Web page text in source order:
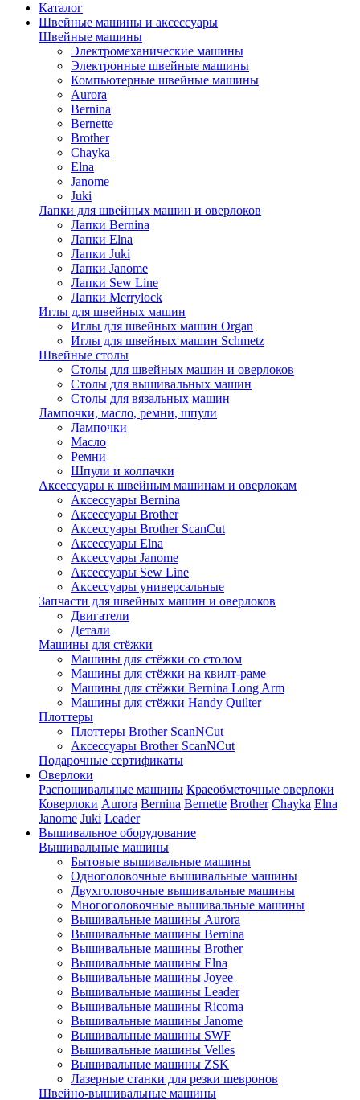
Каталог
Швейные машины и аксессуары
Швейные машины
Электромеханические машины
Электронные швейные машины
Компьютерные швейные машины
Aurora
Bernina
Bernette
Brother
Chayka
Elna
Janome
Juki
Лапки для швейных машин и оверлоков
Лапки Bernina
Лапки Elna
Лапки Juki
Лапки Janome
Лапки Sew Line
Лапки Merrylock
Иглы для швейных машин
Иглы для швейных машин Organ
Иглы для швейных машин Schmetz
Швейные столы
Столы для швейных машин и оверлоков
Столы для вышивальных машин
Столы для вязальных машин
Лампочки, масло, ремни, шпули
Лампочки
Масло
Ремни
Шпули и колпачки
Аксессуары к швейным машинам и оверлокам
Аксессуары Bernina
Аксессуары Brother
Аксессуары Brother ScanCut
Аксессуары Elna
Аксессуары Janome
Аксессуары Sew Line
Аксессуары универсальные
Запчасти для швейных машин и оверлоков
Двигатели
Детали
Машины для стёжки
Машины для стёжки со столом
Машины для стёжки на квилт-раме
Машины для стёжки Bernina Long Arm
Машины для стёжки Handy Quilter
Плоттеры
Плоттеры Brother ScanNCut
Аксессуары Brother ScanNCut
Подарочные сертификаты
Оверлоки
Распошивальные машины Краеобметочные оверлоки
Коверлоки Aurora Bernina Bernette Brother Chayka Elna
Janome Juki Leader
Вышивальное оборудование
Вышивальные машины
Бытовые вышивальные машины
Одноголовочные вышивальные машины
Двухголовочные вышивальные машины
Многоголовочные вышивальные машины
Вышивальные машины Aurora
Вышивальные машины Bernina
Вышивальные машины Brother
Вышивальные машины Elna
Вышивальные машины Joyee
Вышивальные машины Leader
Вышивальные машины Ricoma
Вышивальные машины Janome
Вышивальные машины SWF
Вышивальные машины Velles
Вышивальные машины ZSK
Лазерные станки для резки шевронов
Швейно-вышивальные машины